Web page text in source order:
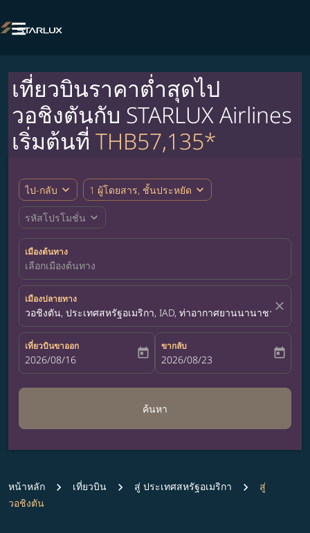

เที่ยวบินราคาต่ำสุดไป
วอชิงตันกับ STARLUX Airlines
เริ่มต้นที่ THB57,135*
ไป-กลับ expand_more 1 ผู้โดยสาร, ชั้นประหยัด expand_more
รหัสโปรโมชั่น expand_more
เมืองต้นทาง
เลือกเมืองต้นทาง
เมืองปลายทาง
วอชิงตัน, ประเทศสหรัฐอเมริกา, IAD, ท่าอากาศยานนานาชาติดัลเลส
close
เที่ยวบินขาออก
fc-booking-departure-date-aria-label
2026/08/16 today
ขากลับ
fc-booking-return-date-aria-label
2026/08/23 today
ค้นหา
หน้าหลัก เที่ยวบิน สู่ ประเทศสหรัฐอเมริกา
สู่
วอชิงตัน